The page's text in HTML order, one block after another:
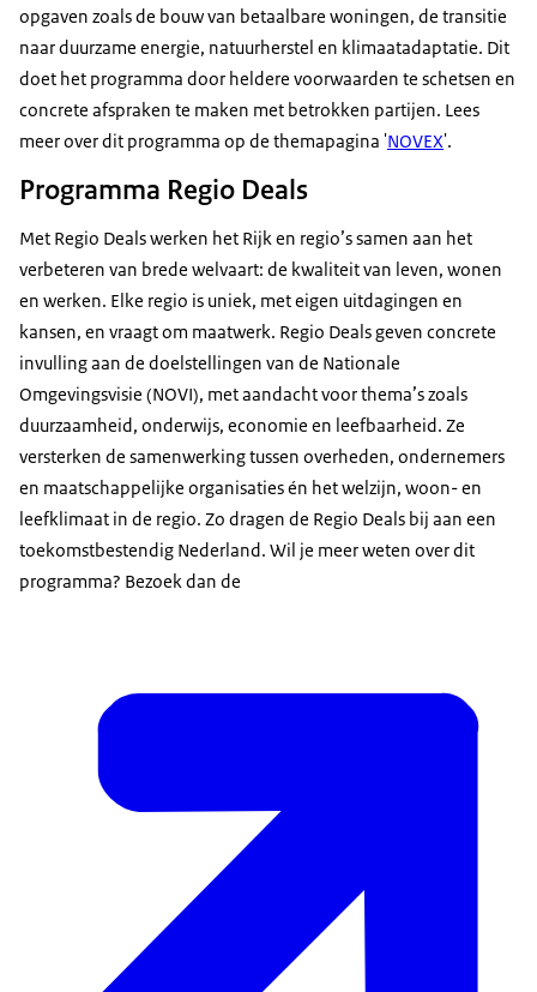
opgaven zoals de bouw van betaalbare woningen, de transitie
naar duurzame energie, natuurherstel en klimaatadaptatie. Dit
doet het programma door heldere voorwaarden te schetsen en
concrete afspraken te maken met betrokken partijen. Lees
meer over dit programma op de themapagina 'NOVEX'.
Programma Regio Deals
Met Regio Deals werken het Rijk en regio’s samen aan het
verbeteren van brede welvaart: de kwaliteit van leven, wonen
en werken. Elke regio is uniek, met eigen uitdagingen en
kansen, en vraagt om maatwerk. Regio Deals geven concrete
invulling aan de doelstellingen van de Nationale
Omgevingsvisie (NOVI), met aandacht voor thema’s zoals
duurzaamheid, onderwijs, economie en leefbaarheid. Ze
versterken de samenwerking tussen overheden, ondernemers
en maatschappelijke organisaties én het welzijn, woon- en
leefklimaat in de regio. Zo dragen de Regio Deals bij aan een
toekomstbestendig Nederland. Wil je meer weten over dit
programma? Bezoek dan de